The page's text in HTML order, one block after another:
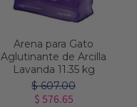
Arena para Gato
Aglutinante de Arcilla
Lavanda 11.35 kg
$ 607.00
$ 576.65